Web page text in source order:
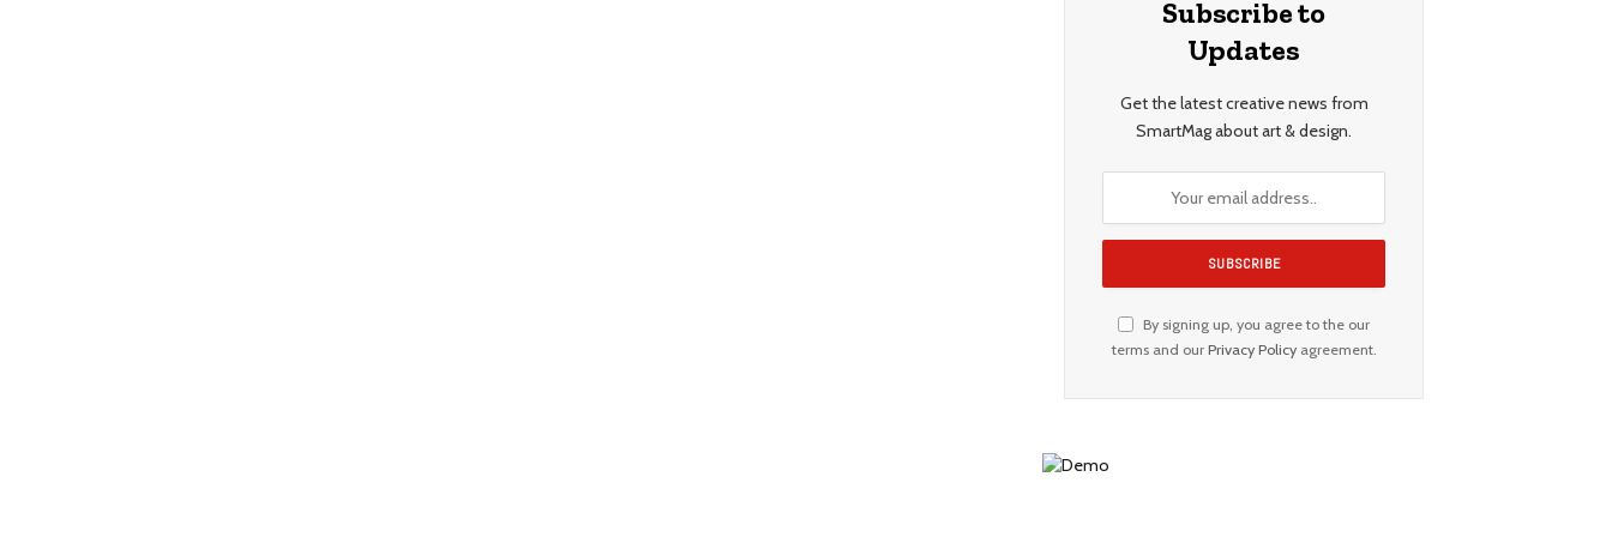
Subscribe to
Updates
Get the latest creative news from
SmartMag about art & design.
By signing up, you agree to the our
terms and our Privacy Policyagreement.